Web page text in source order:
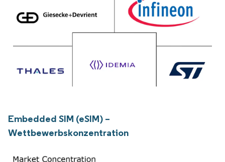
Embedded SIM (eSIM) –
Wettbewerbskonzentration